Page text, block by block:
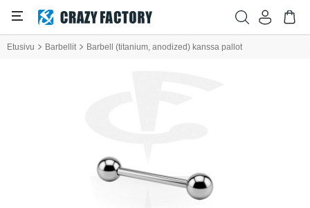
Etusivu Barbellit Barbell (titanium, anodized) kanssa pallot